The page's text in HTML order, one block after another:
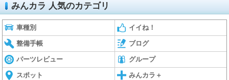
みんカラ 人気のカテゴリ
車種別 イイね！
整備手帳 ブログ
パーツレビュー グループ
スポット みんカラ＋